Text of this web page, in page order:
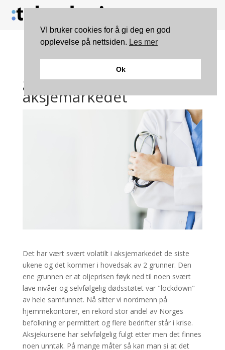
Norsk medtech bedrift
gikk motsatt vei i
aksjemarkedet
Det har vært svært volatilt i aksjemarkedet de siste
ukene og det kommer i hovedsak av 2 grunner. Den
ene grunnen er at oljeprisen føyk ned til noen svært
lave nivåer og selvfølgelig dødsstøtet var "lockdown"
av hele samfunnet. Nå sitter vi nordmenn på
hjemmekontorer, en rekord stor andel av Norges
befolkning er permittert og flere bedrifter står i krise.
Aksjekursene har selvfølgelig fulgt etter men det finnes
noen unntak. På mange måter så kan man si at det
VI bruker cookies for å gi deg en god
opplevelse på nettsiden. Les mer
Ok